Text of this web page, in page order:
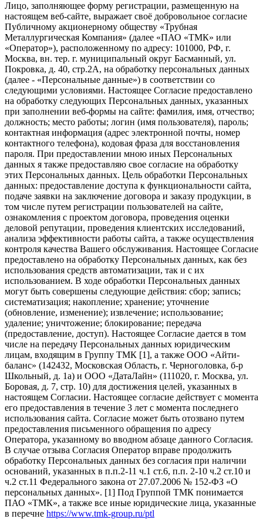
Лицо, заполняющее форму регистрации, размещенную на
настоящем веб-сайте, выражает своё добровольное согласие
Публичному акционерному обществу «Трубная
Металлургическая Компания» (далее «ПАО «ТМК» или
«Оператор»), расположенному по адресу: 101000, РФ, г.
Москва, вн. тер. г. муниципальный округ Басманный, ул.
Покровка, д. 40, стр.2А, на обработку персональных данных
(далее - «Персональные данные») в соответствии со
следующими условиями. Настоящее Согласие предоставлено
на обработку следующих Персональных данных, указанных
при заполнении веб-формы на сайте: фамилия, имя, отчество;
должность; место работы; логин (имя пользователя), пароль;
контактная информация (адрес электронной почты, номер
контактного телефона), кодовая фраза для восстановления
пароля. При предоставлении мною иных Персональных
данных я также предоставляю свое согласие на обработку
этих Персональных данных. Цель обработки Персональных
данных: предоставление доступа к функциональности сайта,
подаче заявки на заключение договора и заказу продукции, в
том числе путем регистрации пользователей на сайте,
ознакомления с проектом договора, проведения оценки
деловой репутации, проведения клиентских исследований,
анализа эффективности работы сайта, а также осуществления
контроля качества Вашего обслуживания. Настоящее Согласие
предоставлено на обработку Персональных данных, как без
использования средств автоматизации, так и с их
использованием. В ходе обработки Персональных данных
могут быть совершены следующие действия: сбор; запись;
систематизация; накопление; хранение; уточнение
(обновление, изменение); извлечение; использование;
удаление; уничтожение; блокирование; передача
(предоставление, доступ). Настоящее Согласие дается в том
числе на передачу Персональных данных юридическим
лицам, входящим в Группу ТМК [1], а также ООО «Айти-
баланс» (142432, Московская Область, г. Черноголовка, б-р
Школьный, д. 1а) и ООО «ДатаЛайн» (111020, г. Москва, ул.
Боровая, д. 7, стр. 10) для достижения целей, указанных в
настоящем Согласии. Настоящее согласие действует с момента
его предоставления в течение 3 лет с момента последнего
использования сайта. Согласие может быть отозвано путем
предоставления письменного обращения по адресу
Оператора, указанному во вводном абзаце данного Согласия.
В случае отзыва Согласия Оператор вправе продолжить
обработку Персональных данных без согласия при наличии
оснований, указанных в п.п.2-11 ч.1 ст.6, п.п. 2-10 ч.2 ст.10 и
ч.2 ст.11 Федерального закона от 27.07.2006 № 152-ФЗ «О
персональных данных». [1] Под Группой ТМК понимается
ПАО «ТМК», а также все иные юридические лица, указанные
в перечне https://www.tmk-group.ru/ptl